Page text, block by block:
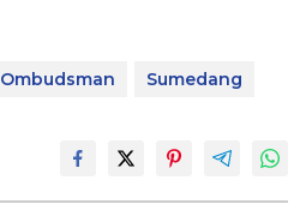
Ombudsman Sumedang